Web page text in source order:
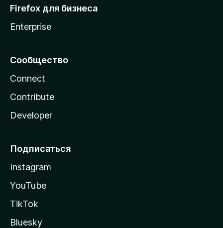
Firefox для бизнеса
Enterprise
Сообщество
Connect
Contribute
Developer
Подписаться
Instagram
YouTube
TikTok
Bluesky